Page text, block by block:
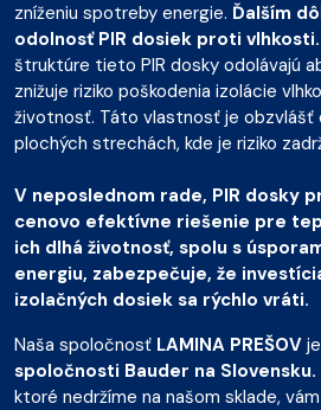
zníženiu spotreby energie. Ďalším
odolnosť PIR dosiek proti vlhkosti.
štruktúre tieto PIR dosky odolávajú
znižuje riziko poškodenia izolácie
životnosť. Táto vlastnosť je obzvlášť
plochých strechách, kde je riziko
V neposlednom rade, PIR dosky
cenovo efektívne riešenie pre
ich dlhá životnosť, spolu s
energiu, zabezpečuje, že
izolačných dosiek sa rýchlo vráti.
Naša spoločnosť LAMINA PREŠOV je
spoločnosti Bauder na Slovensku.
ktoré nedržíme na našom sklade,